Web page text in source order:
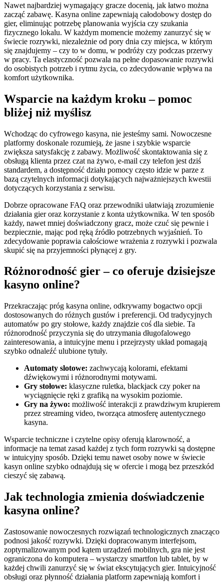
Nawet najbardziej wymagający gracze docenią, jak łatwo można
zacząć zabawę. Kasyna online zapewniają całodobowy dostęp do
gier, eliminując potrzebę planowania wyjścia czy szukania
fizycznego lokalu. W każdym momencie możemy zanurzyć się w
świecie rozrywki, niezależnie od pory dnia czy miejsca, w którym
się znajdujemy – czy to w domu, w podróży czy podczas przerwy
w pracy. Ta elastyczność pozwala na pełne dopasowanie rozrywki
do osobistych potrzeb i rytmu życia, co zdecydowanie wpływa na
komfort użytkownika.
Wsparcie na każdym kroku – pomoc
bliżej niż myślisz
Wchodząc do cyfrowego kasyna, nie jesteśmy sami. Nowoczesne
platformy doskonale rozumieją, że jasne i szybkie wsparcie
zwiększa satysfakcję z zabawy. Możliwość skontaktowania się z
obsługą klienta przez czat na żywo, e-mail czy telefon jest dziś
standardem, a dostępność działu pomocy często idzie w parze z
bazą czytelnych informacji dotykających najważniejszych kwestii
dotyczących korzystania z serwisu.
Dobrze opracowane FAQ oraz przewodniki ułatwiają zrozumienie
działania gier oraz korzystanie z konta użytkownika. W ten sposób
każdy, nawet mniej doświadczony gracz, może czuć się pewnie i
bezpiecznie, mając pod ręką źródło potrzebnych wyjaśnień. To
zdecydowanie poprawia całościowe wrażenia z rozrywki i pozwala
skupić się na przyjemności płynącej z gry.
Różnorodność gier – co oferuje dzisiejsze
kasyno online?
Przekraczając próg kasyna online, odkrywamy bogactwo opcji
dostosowanych do różnych gustów i preferencji. Od tradycyjnych
automatów po gry stołowe, każdy znajdzie coś dla siebie. Ta
różnorodność przyczynia się do utrzymania długofalowego
zainteresowania, a intuicyjne menu i przejrzysty układ pomagają
szybko odnaleźć ulubione tytuły.
Automaty slotowe: zachwycają kolorami, efektami
dźwiękowymi i różnorodnymi motywami.
Gry stołowe: klasyczne ruletka, blackjack czy poker na
wyciągnięcie ręki z grafiką na wysokim poziomie.
Gry na żywo: możliwość interakcji z prawdziwym krupierem
przez streaming video, tworząca atmosferę autentycznego
kasyna.
Wsparcie techniczne i czytelne opisy oferują klarowność, a
informacje na temat zasad każdej z tych form rozrywki są dostępne
w intuicyjny sposób. Dzięki temu nawet osoby nowe w świecie
kasyn online szybko odnajdują się w ofercie i mogą bez przeszkód
cieszyć się zabawą.
Jak technologia zmienia doświadczenie
kasyna online?
Zastosowanie nowoczesnych rozwiązań technologicznych znacząco
podnosi jakość rozrywki. Dzięki dopracowanym interfejsom,
zoptymalizowanym pod kątem urządzeń mobilnych, gra nie jest
ograniczona do komputera – wystarczy smartfon lub tablet, by w
każdej chwili zanurzyć się w świat ekscytujących gier. Intuicyjność
obsługi oraz płynność działania platform zapewniają komfort i